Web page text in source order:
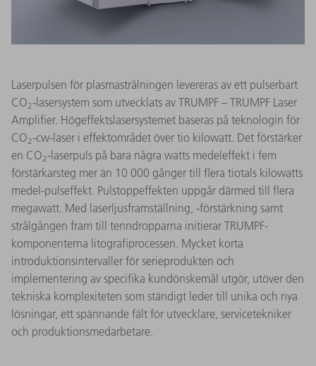
Laserpulsen för plasmastrålningen levereras av ett pulserbart
CO2-lasersystem som utvecklats av TRUMPF – TRUMPF Laser
Amplifier. Högeffektslasersystemet baseras på teknologin för
CO2-cw-laser i effektområdet över tio kilowatt. Det förstärker
en CO2-laserpuls på bara några watts medeleffekt i fem
förstärkarsteg mer än 10 000 gånger till flera tiotals kilowatts
medel-pulseffekt. Pulstoppeffekten uppgår därmed till flera
megawatt. Med laserljusframställning, -förstärkning samt
strålgången fram till tenndropparna initierar TRUMPF-
komponenterna litografiprocessen. Mycket korta
introduktionsintervaller för serieprodukten och
implementering av specifika kundönskemål utgör, utöver den
tekniska komplexiteten som ständigt leder till unika och nya
lösningar, ett spännande fält för utvecklare, servicetekniker
och produktionsmedarbetare.